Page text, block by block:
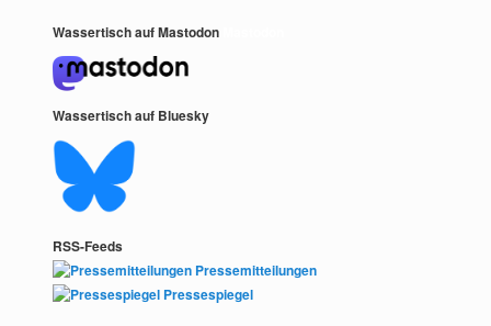
Wassertisch auf Mastodon
Wassertisch auf Bluesky
RSS-Feeds
Pressemitteilungen
Pressespiegel